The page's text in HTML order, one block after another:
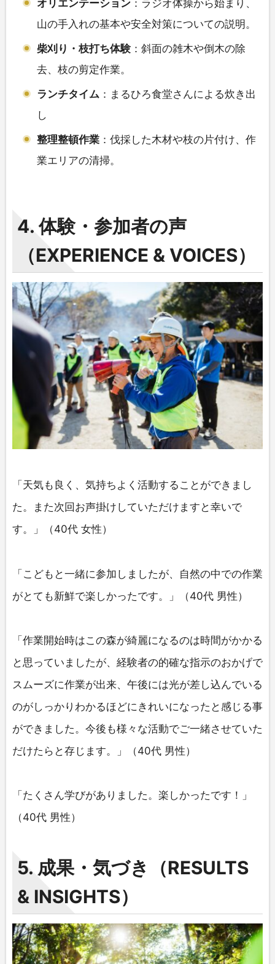
オリエンテーション ：ラジオ体操から始まり、
山の手入れの基本や安全対策についての説明。
柴刈り・枝打ち体験：斜面の雑木や倒木の除
去、枝の剪定作業。
ランチタイム ：まるひろ食堂さんによる炊き出
し
整理整頓作業 ：伐採した木材や枝の片付け、作
業エリアの清掃。
4. 体験・参加者の声
（EXPERIENCE & VOICES）
「天気も良く、気持ちよく活動することができまし
た。また次回お声掛けしていただけますと幸いで
す。」（40代 女性）
「こどもと一緒に参加しましたが、自然の中での作業
がとても新鮮で楽しかったです。」（40代 男性）
「作業開始時はこの森が綺麗になるのは時間がかかる
と思っていましたが、経験者の的確な指示のおかげで
スムーズに作業が出来、午後には光が差し込んでいる
のがしっかりわかるほどにきれいになったと感じる事
ができました。今後も様々な活動でご一緒させていた
だけたらと存じます。」（40代 男性）
「たくさん学びがありました。楽しかったです！」
（40代 男性）
5. 成果・気づき（RESULTS
& INSIGHTS）